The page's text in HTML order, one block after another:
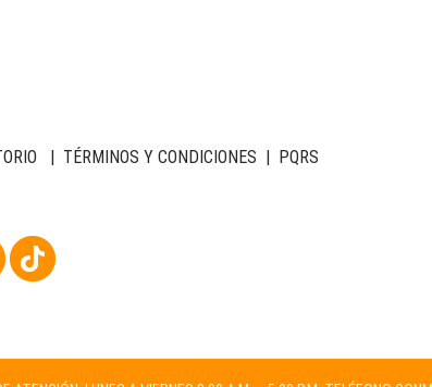
| TÉRMINOS Y CONDICIONES | PQRS